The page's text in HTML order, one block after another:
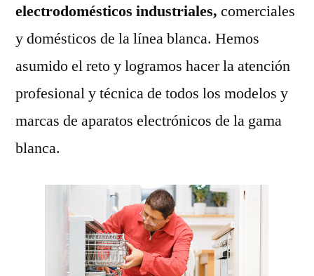
electrodomésticos industriales, comerciales
y domésticos de la línea blanca. Hemos
asumido el reto y logramos hacer la atención
profesional y técnica de todos los modelos y
marcas de aparatos electrónicos de la gama
blanca.